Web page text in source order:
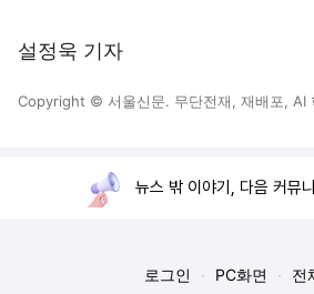
설정욱 기자
Copyright © 서울신문. 무단전재, 재배포, AI
뉴스 밖 이야기, 다음 커뮤
로그인 PC화면 전